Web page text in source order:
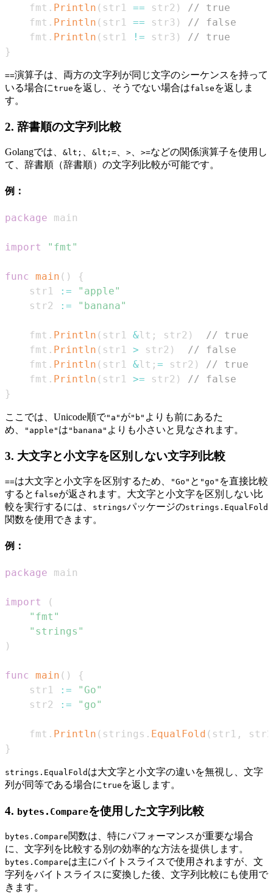
    fmt
. Println ( str1 == str2 )
// true
    fmt
. Println ( str1 == str3 )
// false
    fmt
. Println ( str1 != str3 )
// true
}
==演算子は、両方の文字列が同じ文字のシーケンスを持って
いる場合にtrue を返し、そうでない場合はfalse を返しま
す。
2. 辞書順の文字列比較
Golangでは、 &lt; 、 &lt;=、 >、 >=などの関係演算子を使用し
て、辞書順（辞書順）の文字列比較が可能です。
例：
package
import "fmt"
func main ( )
{
    str1
:=
"apple"
    str2
:= "banana"
    fmt
. Println ( str1 &lt ; str2 )
// true
    fmt
. Println ( str1 > str2 )
// false
    fmt
. Println ( str1 &lt ; = str2 )
// true
    fmt
. Println ( str1 >= str2 )
// false
}
ここでは、Unicode順で"a" が"b" よりも前にあるた
め、
"apple" は "banana" よりも小さいと見なされます。
3. 大文字と小文字を区別しない文字列比較
==は大文字と小文字を区別するため、 "Go" と "go" を直接比較
すると falseが返されます。大文字と小文字を区別しない比
較を実行するには、
stringsパッケージのstrings.EqualFold
関数を使用できます。
例：
package
import
(
"fmt"
"strings"
)
func main ( )
{
    str1
:=
"Go"
    str2
:= "go"
    fmt
. Println ( strings . EqualFold ( str1 ,
str2
}
strings.EqualFold は大文字と小文字の違いを無視し、文字
列が同等である場合にtrue を返します。
4. bytes.Compareを使用した文字列比較
bytes.Compare関数は、特にパフォーマンスが重要な場合
に、文字列を比較する別の効率的な方法を提供します。
bytes.Compareは主にバイトスライスで使用されますが、文
字列をバイトスライスに変換した後、文字列比較にも使用で
きます。